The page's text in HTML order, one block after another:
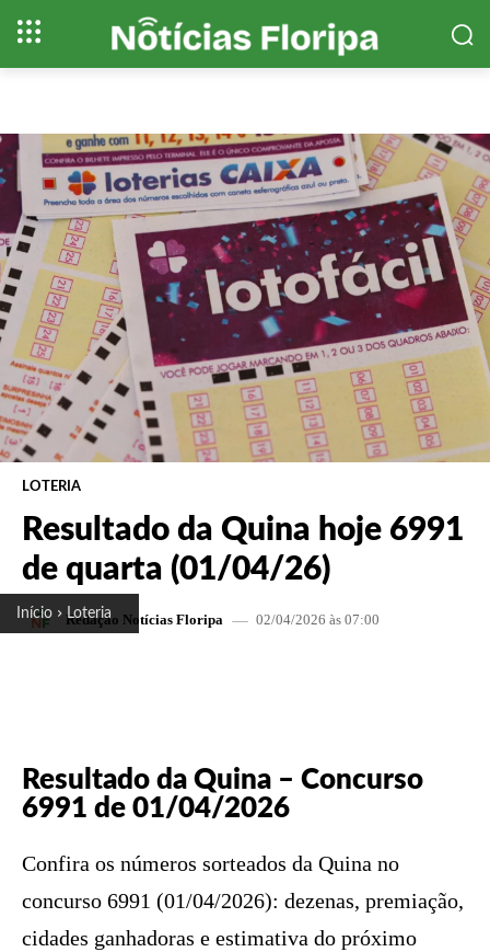
Início Loteria
LOTERIA
Resultado da Quina hoje 6991
de quarta (01/04/26)
Redação Notícias Floripa 02/04/2026 às 07:00
Resultado da Quina – Concurso
6991 de 01/04/2026
Confira os números sorteados da Quina no
concurso 6991 (01/04/2026): dezenas, premiação,
cidades ganhadoras e estimativa do próximo